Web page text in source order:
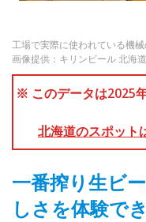
工場で実際に使われている機
画像提供：キリンビール 北海
※ このデータは2025
北海道のスポット
一番搾り生ビ
しさを体験で